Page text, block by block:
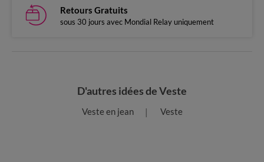
Retours Gratuits
sous 30 jours avec Mondial Relay uniquement
D'autres idées de Veste
Veste en jean Veste